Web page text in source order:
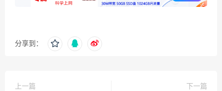
分享到：
上一篇
下一篇